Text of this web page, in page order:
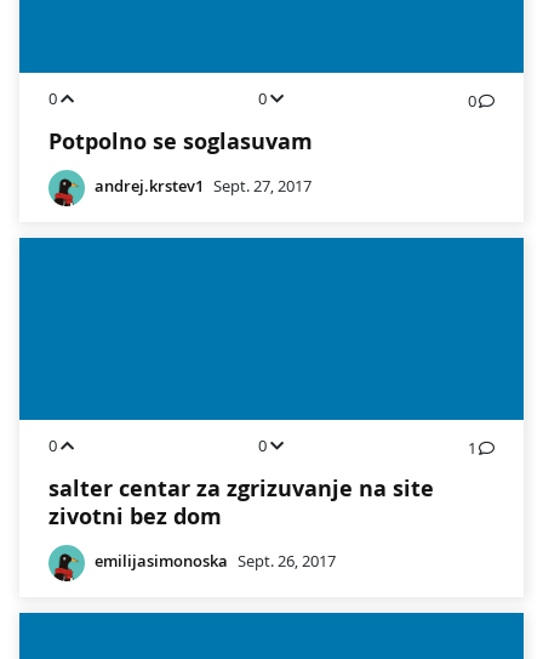
0 0 0
Potpolno se soglasuvam
andrej.krstev1 Sept. 27, 2017
0 0 1
salter centar za zgrizuvanje na site
zivotni bez dom
emilijasimonoska Sept. 26, 2017